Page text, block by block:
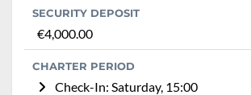
SECURITY DEPOSIT
€4,000.00
CHARTER PERIOD
Check-In: Saturday, 15:00